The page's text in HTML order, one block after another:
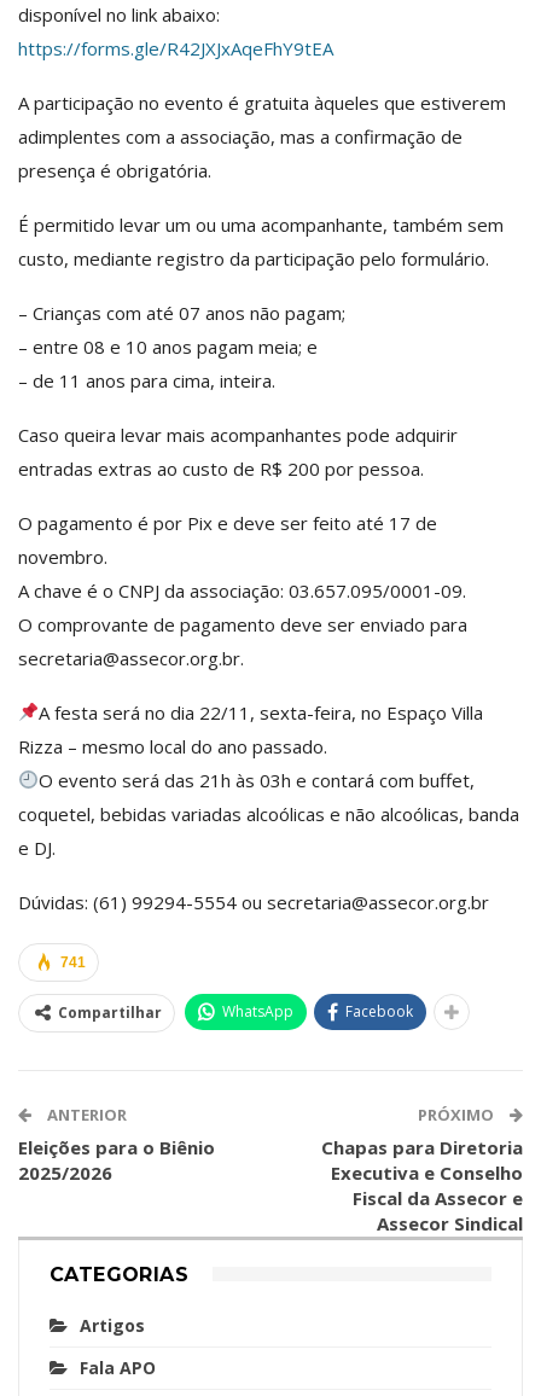
disponível no link abaixo:
https://forms.gle/R42JXJxAqeFhY9tEA
A participação no evento é gratuita àqueles que estiverem
adimplentes com a associação, mas a confirmação de
presença é obrigatória.
É permitido levar um ou uma acompanhante, também sem
custo, mediante registro da participação pelo formulário.
– Crianças com até 07 anos não pagam;
– entre 08 e 10 anos pagam meia; e
– de 11 anos para cima, inteira.
Caso queira levar mais acompanhantes pode adquirir
entradas extras ao custo de R$ 200 por pessoa.
O pagamento é por Pix e deve ser feito até 17 de
novembro.
A chave é o CNPJ da associação: 03.657.095/0001-09.
O comprovante de pagamento deve ser enviado para
secretaria@assecor.org.br.
A festa será no dia 22/11, sexta-feira, no Espaço Villa
Rizza – mesmo local do ano passado.
O evento será das 21h às 03h e contará com buffet,
coquetel, bebidas variadas alcoólicas e não alcoólicas, banda
e DJ.
Dúvidas: (61) 99294-5554 ou secretaria@assecor.org.br
741
Compartilhar WhatsApp Facebook
ANTERIOR
Eleições para o Biênio
2025/2026
PRÓXIMO
Chapas para Diretoria
Executiva e Conselho
Fiscal da Assecor e
Assecor Sindical
CATEGORIAS
Artigos
Fala APO